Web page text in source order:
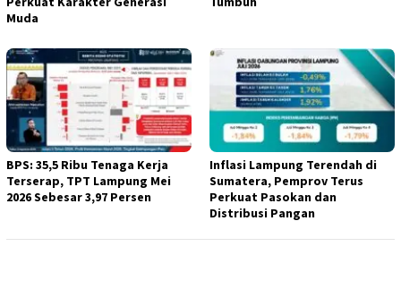
Muda
BPS: 35,5 Ribu Tenaga Kerja
Terserap, TPT Lampung Mei
2026 Sebesar 3,97 Persen
Inflasi Lampung Terendah di
Sumatera, Pemprov Terus
Perkuat Pasokan dan
Distribusi Pangan